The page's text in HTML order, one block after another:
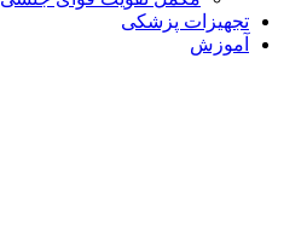
تجهیزات پزشکی
آموزش